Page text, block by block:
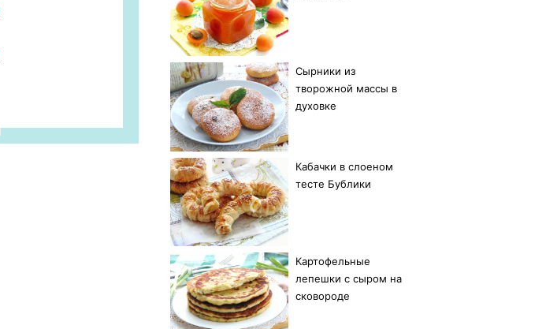
Сырники из
творожной массы в
духовке
Кабачки в слоеном
тесте Бублики
Картофельные
лепешки с сыром на
сковороде